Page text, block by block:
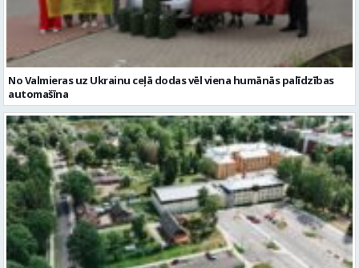
No Valmieras uz Ukrainu ceļā dodas vēl viena humānās palīdzības
automašīna